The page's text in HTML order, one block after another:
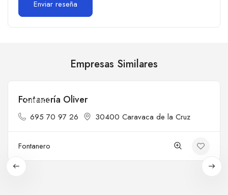
Empresas Similares
Cerrado
Fontanería Oliver
695 70 97 26 30400 Caravaca de la Cruz
Fontanero